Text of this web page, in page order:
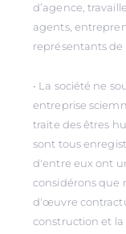
d’agence,
agents,
représentants de
• La société ne
entreprise
traite des êtres
sont tous
d'entre eux ont
considérons que
d'œuvre
construction et la